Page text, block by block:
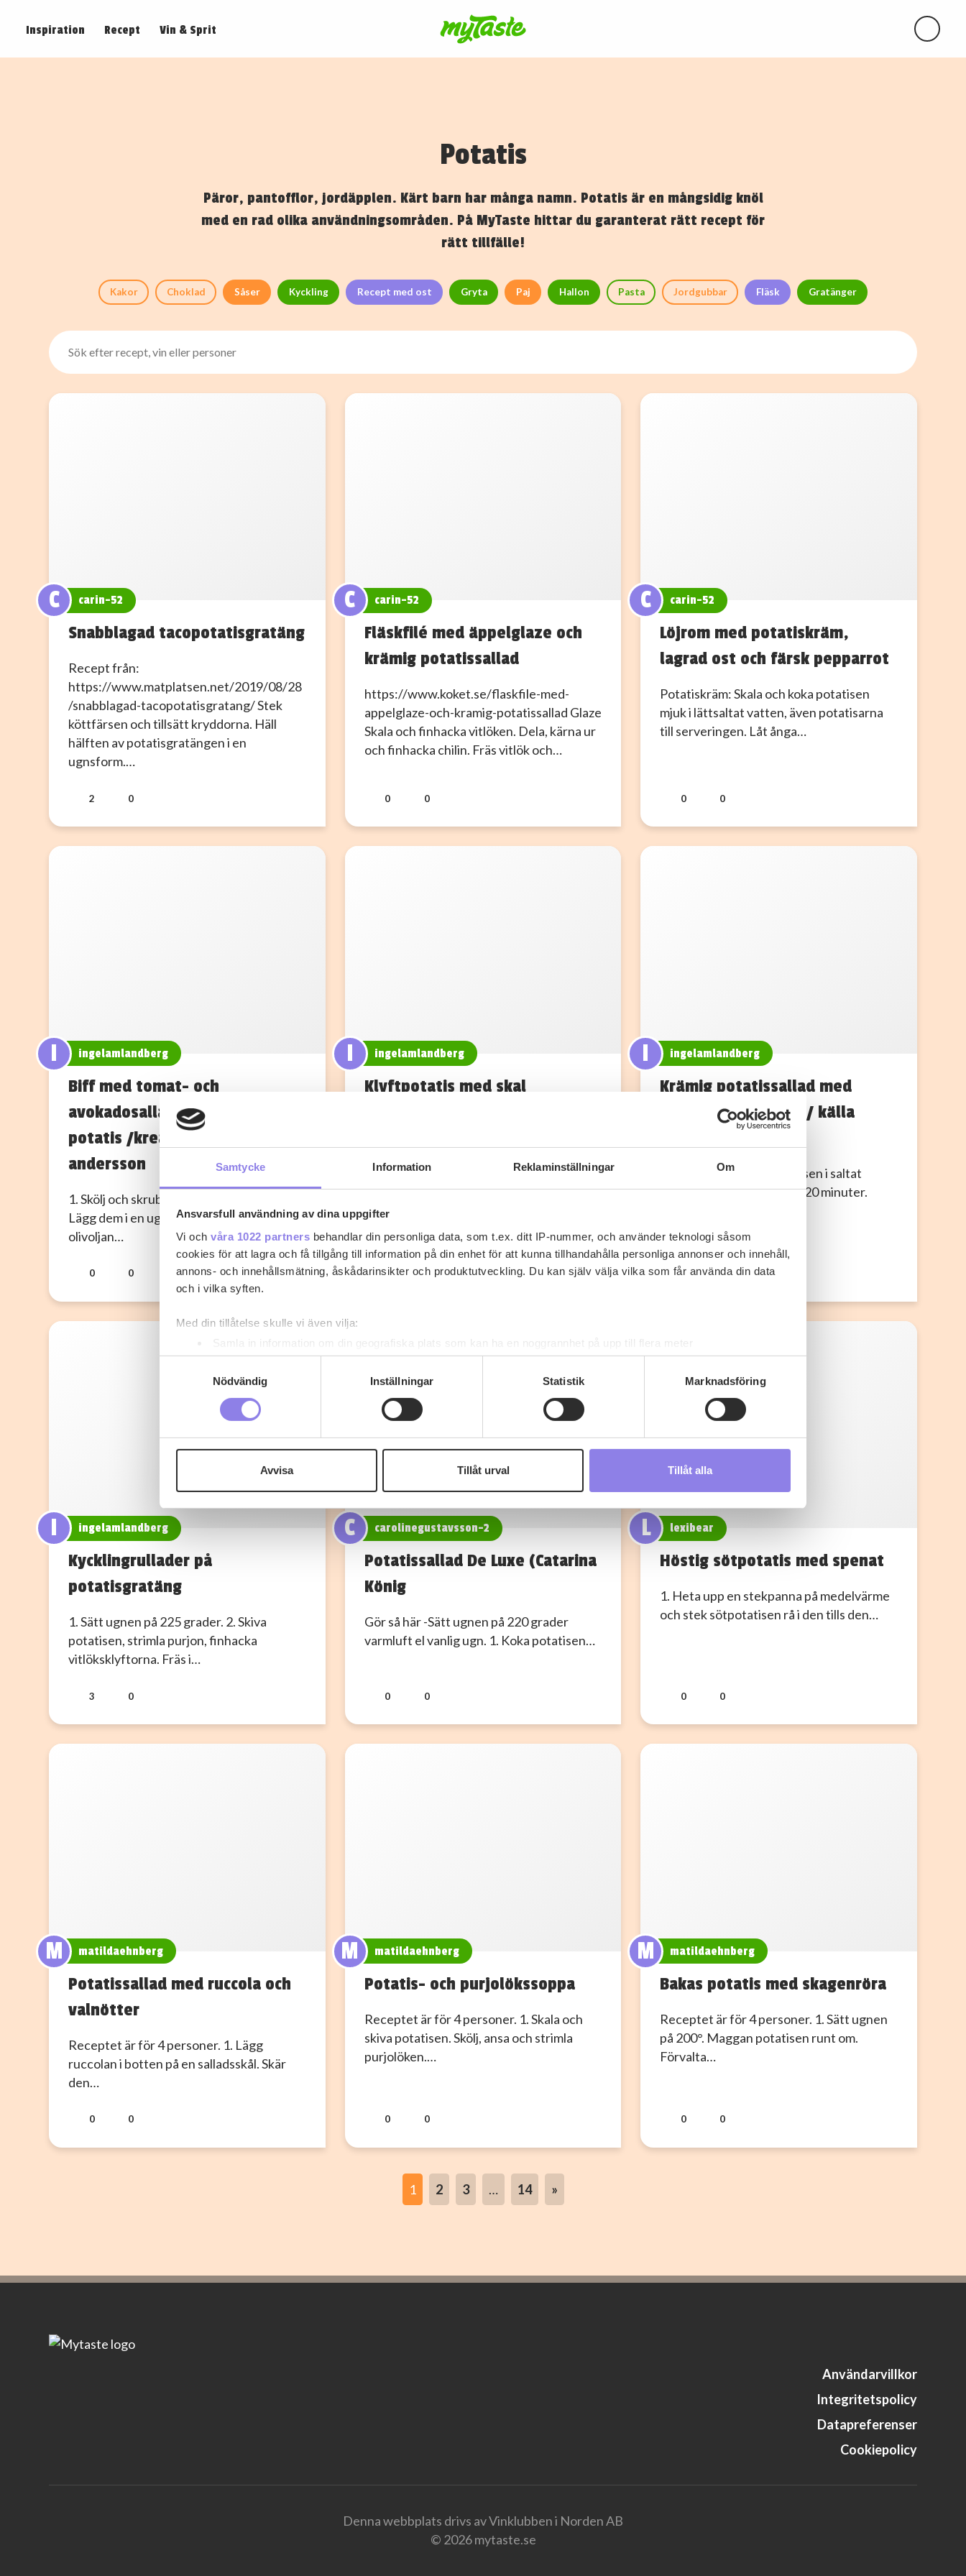
Samtycke Information Reklaminställningar Om
Ansvarsfull användning av dina uppgifter
Vi och våra 1022 partners behandlar din personliga data, som t.ex. ditt IP-nummer, och använder teknologi såsom
cookies för att lagra och få tillgång till information på din enhet för att kunna tillhandahålla personliga annonser och innehåll,
annons- och innehållsmätning, åskådarinsikter och produktutveckling. Du kan själv välja vilka som får använda din data
och i vilka syften.
Med din tillåtelse skulle vi även vilja:
Samla in information om din geografiska plats som kan ha en noggrannhet på upp till flera meter
Identifiera din enhet genom att aktivt skanna den för specifika kännetecken (fingeravtryck)
Ta reda på mer om hur dina personliga uppgifter behandlas och ställ in dina preferenser i
detaljsektionen. Du kan ändra
eller dra tillbaka ditt samtycke när som helst från cookie-förklaringen.
eller äldre. Genom att besöka webbplatsen intygar du att du är 25 år eller äldre.
till de sociala medier och annons- och analysföretag som vi samarbetar med. Dessa kan i sin tur kombinera informationen
med annan information som du har tillhandahållit eller som de har samlat in när du har använt deras tjänster.
Nödvändig
Inställningar Statistik Marknadsföring
Avvisa Tillåt urval Tillåt alla
Inspiration Recept Vin & Sprit
Potatis
Päror, pantofflor, jordäpplen. Kärt barn har många namn. Potatis är en mångsidig knöl
med en rad olika användningsområden. På MyTaste hittar du garanterat rätt recept för
rätt tillfälle!
Kakor Choklad Såser Kyckling Recept med ost Gryta Paj Hallon Pasta Jordgubbar Fläsk Gratänger
C carin-52
Snabblagad tacopotatisgratäng
Recept från:
https://www.matplatsen.net/2019/08/28
/snabblagad-tacopotatisgratang/ Stek
köttfärsen och tillsätt kryddorna. Häll
hälften av potatisgratängen i en
ugnsform.…
2 0
C carin-52
Fläskfilé med äppelglaze och
krämig potatissallad
https://www.koket.se/flaskfile-med-
appelglaze-och-kramig-potatissallad Glaze
Skala och finhacka vitlöken. Dela, kärna ur
och finhacka chilin. Fräs vitlök och…
0 0
C carin-52
Löjrom med potatiskräm,
lagrad ost och färsk pepparrot
Potatiskräm: Skala och koka potatisen
mjuk i lättsaltat vatten, även potatisarna
till serveringen. Låt ånga…
0 0
I ingelamlandberg
Biff med tomat- och
avokadosallad och rostad
potatis /kreatör Kristina
andersson
1. Skölj och skrubba potatisarna ordentligt.
Lägg dem i en ugnsfast form. Häll över
olivoljan…
0 0
I ingelamlandberg
Klyftpotatis med skal
0 0
I ingelamlandberg
Krämig potatissallad med
morötter och ärter / källa
1.Skrubba och koka potatisen i saltat
vatten tills de är mjuka, ca 20 minuter.
0 0
I ingelamlandberg
Kycklingrullader på
potatisgratäng
1. Sätt ugnen på 225 grader. 2. Skiva
potatisen, strimla pur­jon, finhacka
vitlöksklyftorna. Fräs i…
3 0
C carolinegustavsson-2
Potatissallad De Luxe (Catarina
König
Gör så här -Sätt ugnen på 220 grader
varmluft el vanlig ugn. 1. Koka potatisen…
0 0
L lexibear
Höstig sötpotatis med spenat
1. Heta upp en stekpanna på medelvärme
och stek sötpotatisen rå i den tills den…
0 0
M matildaehnberg
Potatissallad med ruccola och
valnötter
Receptet är för 4 personer. 1. Lägg
ruccolan i botten på en salladsskål. Skär
den…
0 0
M matildaehnberg
Potatis- och purjolökssoppa
Receptet är för 4 personer. 1. Skala och
skiva potatisen. Skölj, ansa och strimla
purjolöken.…
0 0
M matildaehnberg
Bakas potatis med skagenröra
Receptet är för 4 personer. 1. Sätt ugnen
på 200°. Maggan potatisen runt om.
Förvalta…
0 0
1 2 3 … 14 »
Användarvillkor
Integritetspolicy
Datapreferenser
Cookiepolicy
Denna webbplats drivs av Vinklubben i Norden AB
© 2026 mytaste.se